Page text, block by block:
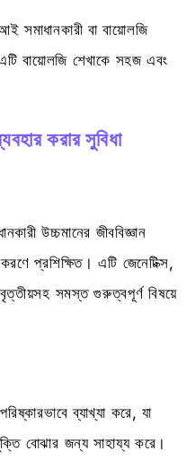
সমাধানকারী বা বায়োলজি
বায়োলজি শেখাকে সহজ এবং
করার সুবিধা
উচ্চমানের জীববিজ্ঞান
প্রশিক্ষিত। এটি জেনেটিক্স,
সমস্ত গুরুত্বপূর্ণ বিষয়ে
ব্যাখ্যা করে, যা
বোঝার জন্য সাহায্য করে।